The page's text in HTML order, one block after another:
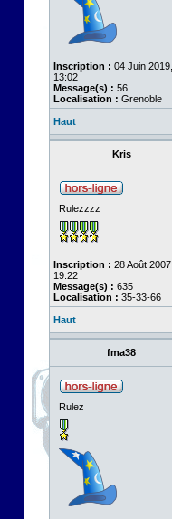
Inscription : 04 Juin 2019,
13:02
Message(s) : 56
Localisation : Grenoble
Haut
Kris
Rulezzzz
Inscription : 28 Août 2007,
19:22
Message(s) : 635
Localisation : 35-33-66
Haut
fma38
Rulez